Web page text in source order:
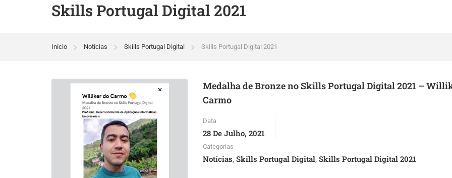
Skills Portugal Digital 2021
Início Notícias Skills Portugal Digital Skills Portugal Digital 2021
Medalha de Bronze no Skills Portugal Digital 2021 –
Carmo
Data
28 De Julho, 2021
Categorias
Notícias, Skills Portugal Digital, Skills Portugal Digital 2021